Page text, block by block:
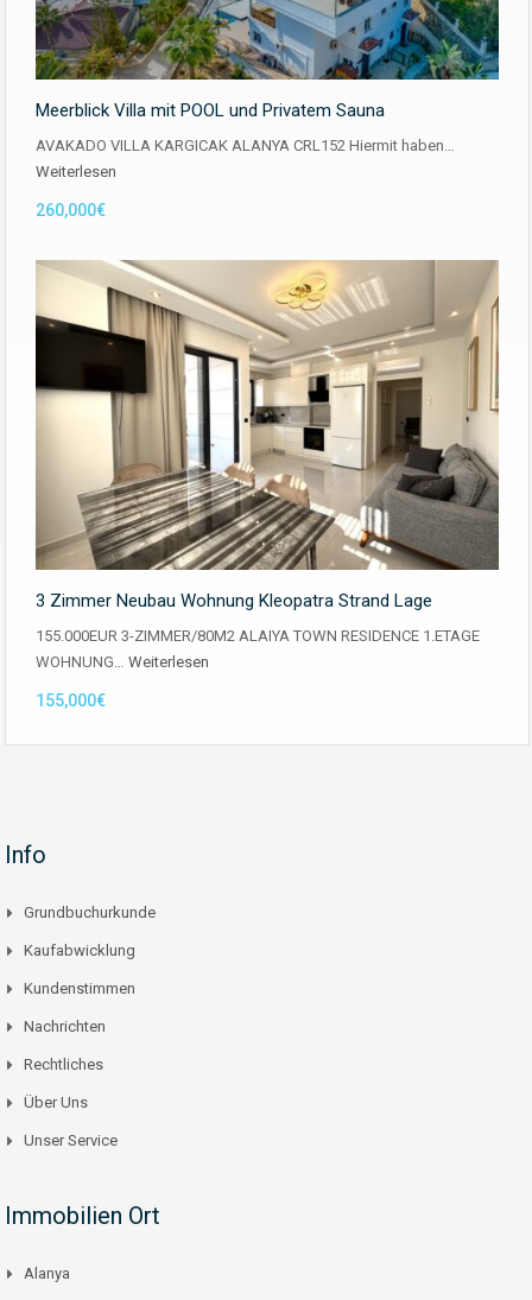
Meerblick Villa mit POOL und Privatem Sauna
AVAKADO VILLA KARGICAK ALANYA CRL152 Hiermit haben…
Weiterlesen
260,000€
3 Zimmer Neubau Wohnung Kleopatra Strand Lage
155.000EUR 3-ZIMMER/80M2 ALAIYA TOWN RESIDENCE 1.ETAGE
WOHNUNG… Weiterlesen
155,000€
Info
Grundbuchurkunde
Kaufabwicklung
Kundenstimmen
Nachrichten
Rechtliches
Über Uns
Unser Service
Immobilien Ort
Alanya